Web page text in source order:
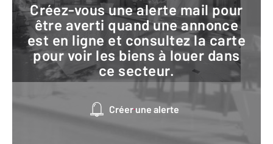
Créez-vous une alerte mail pour
être averti quand une annonce
est en ligne et consultez la carte
pour voir les biens à louer dans
ce secteur.
Créer une alerte